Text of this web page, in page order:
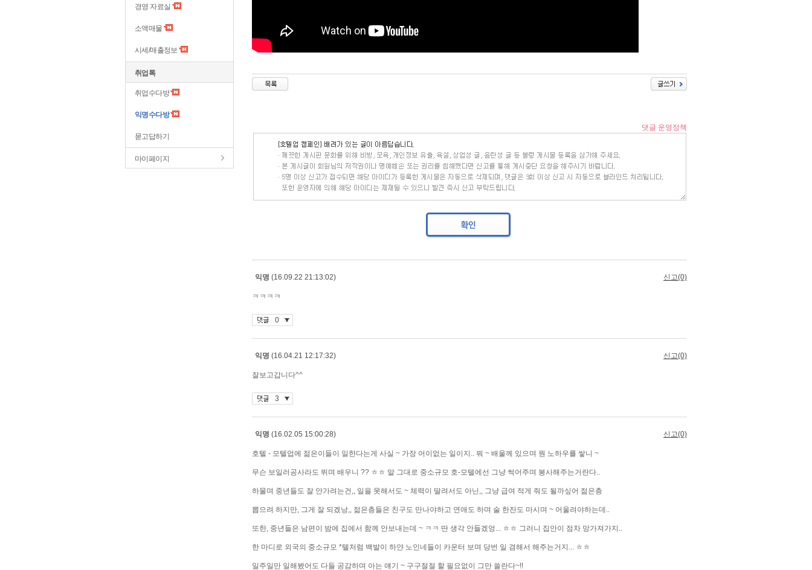
경영 자료실
소액매물
시세/매출정보
취업톡
취업수다방
익명수다방
묻고답하기
마이페이지